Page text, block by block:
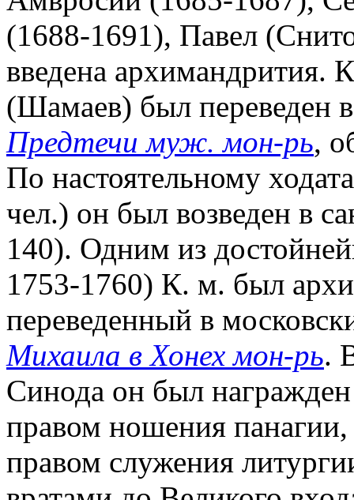
(1688-1691), Павел
введена архимандрития.
(Шамаев) был переведен
Предтечи муж. мон-рь,
По настоятельному
чел.) он был возведен в
140). Одним из
1753-1760) К. м. был
переведенный в
Михаила в Хонех мон-рь.
Синода он был
правом ношения
правом служения